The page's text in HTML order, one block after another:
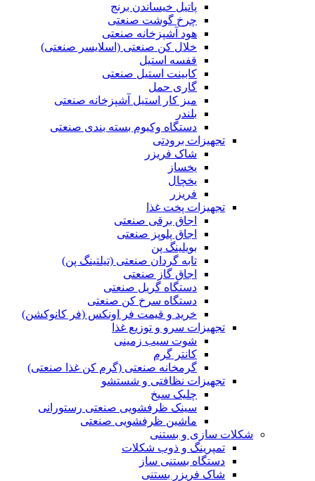
پاتیل خیساندن برنج
چرخ گوشت صنعتی
هود آشپزخانه صنعتی
خلال کن صنعتی (اسلایسر صنعتی)
قفسه استیل
کابینت استیل صنعتی
گاری حمل
میز کار استیل آشپزخانه صنعتی
بلندر
دستگاه وکیوم بسته بندی صنعتی
تجهیزات برودتی
شاک فریزر
یخساز
یخچال
فریزر
تجهیزات پخت غذا
اجاق برقی صنعتی
اجاق پلوپز صنعتی
بویلینگ پن
تابه گردان صنعتی (تيلتينگ پن)
اجاق گاز صنعتی
دستگاه گریل صنعتی
دستگاه سرخ کن صنعتی
خرید و قیمت فر اونکس (فر کانوکشن)
تجهیزات سرو و توزیع غذا
شوت سیب زمینی
کانتر گرم
گرمخانه صنعتی (گرم کن غذا صنعتی)
تجهیزات نظافتی و شستشو
چلیک سیخ
سینک ظرفشویی صنعتی رستورانی
ماشین ظرفشویی صنعتی
شکلات سازی و بستنی
تمپرینگ و ذوب شکلات
دستگاه بستنی ساز
شاک فریزر بستنی